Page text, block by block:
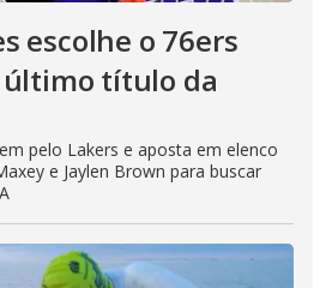
escolhe o 76ers
último título da
pelo Lakers e aposta em elenco
e Jaylen Brown para buscar